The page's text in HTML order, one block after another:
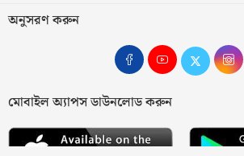
অনুসরণ করুন
মোবাইল অ্যাপস ডাউনলোড করুন